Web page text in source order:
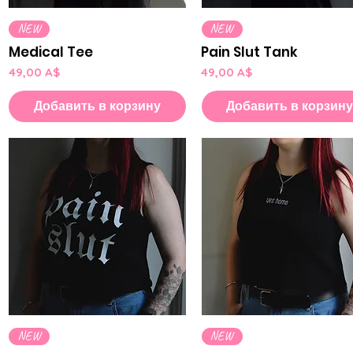
Быстрый просмотр
NEW
Medical Tee
Цена
49,00 A$
Добавить в корзину
Быстрый просмотр
NEW
Pain Slut Tank
Цена
49,00 A$
Добавить в корзину
Быстрый просмотр
NEW Быстрый просмотр
NEW